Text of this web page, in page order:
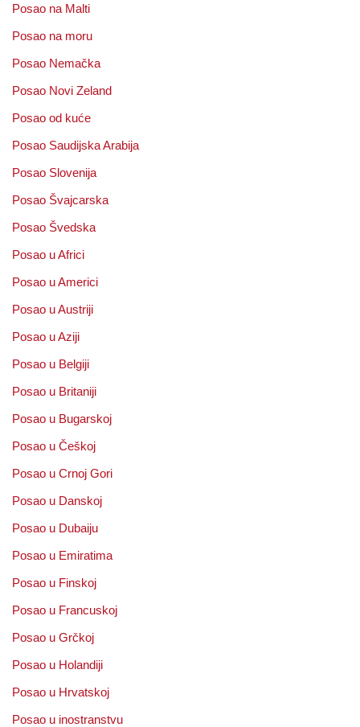
Posao na Malti
Posao na moru
Posao Nemačka
Posao Novi Zeland
Posao od kuće
Posao Saudijska Arabija
Posao Slovenija
Posao Švajcarska
Posao Švedska
Posao u Africi
Posao u Americi
Posao u Austriji
Posao u Aziji
Posao u Belgiji
Posao u Britaniji
Posao u Bugarskoj
Posao u Češkoj
Posao u Crnoj Gori
Posao u Danskoj
Posao u Dubaiju
Posao u Emiratima
Posao u Finskoj
Posao u Francuskoj
Posao u Grčkoj
Posao u Holandiji
Posao u Hrvatskoj
Posao u inostranstvu